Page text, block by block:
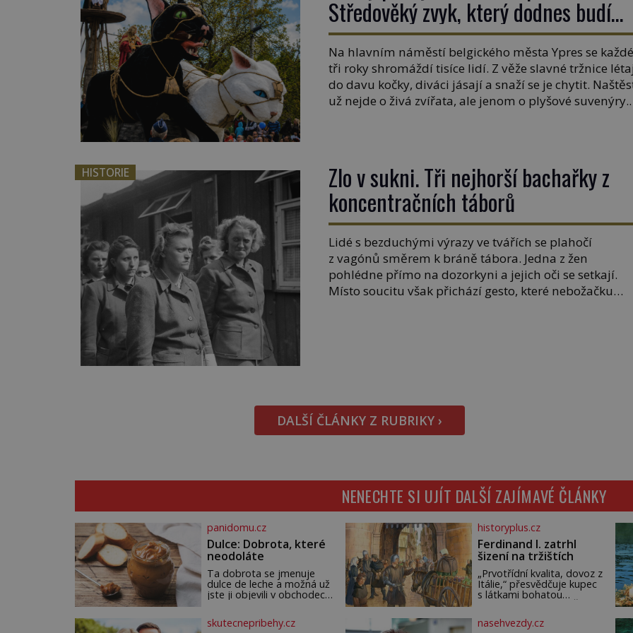
Středověký zvyk, který dodnes budí
rozpaky
Na hlavním náměstí belgického města Ypres se každé
tři roky shromáždí tisíce lidí. Z věže slavné tržnice
do davu kočky, diváci jásají a snaží se je chytit.
už nejde o živá zvířata, ale jenom o plyšové suvenýry.
HISTORIE Zlo v sukni. Tři nejhorší bachařky z
koncentračních táborů
Lidé s bezduchými výrazy ve tvářích se plahočí
z vagónů směrem k bráně tábora. Jedna z žen
pohlédne přímo na dozorkyni a jejich oči se setkají.
Místo soucitu však přichází gesto, které nebožačku
DALŠÍ ČLÁNKY Z RUBRIKY ›
NENECHTE SI UJÍT DALŠÍ ZAJÍMAVÉ ČLÁNKY
panidomu.cz
Dulce: Dobrota, které
neodoláte
Ta dobrota se jmenuje
dulce de leche a možná už
jste ji objevili v obchodech.
ještě lepší. Název je
historyplus.cz
Ferdinand I. zatrhl
šizení na tržištích
„Prvotřídní kvalita, dovoz z
Itálie,“ přesvědčuje kupec
s látkami bohatou
mušelínu. „Vezmu si pět
skutecnepribehy.cz nasehvezdy.cz